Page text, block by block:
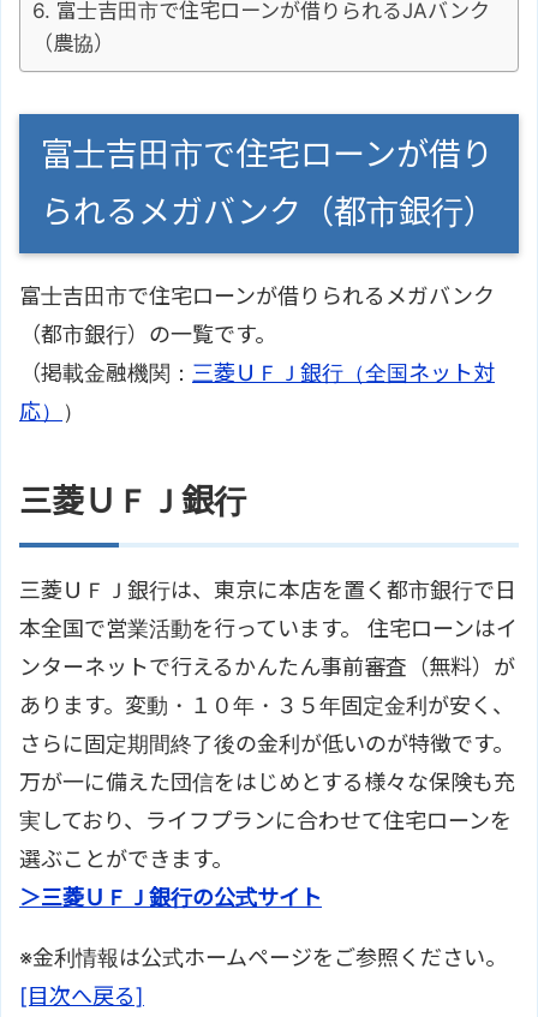
富士吉田市で住宅ローンが借りられるJAバンク
（農協）
富士吉田市で住宅ローンが借り
られるメガバンク（都市銀行）
富士吉田市で住宅ローンが借りられるメガバンク
（都市銀行）の一覧です。
（掲載金融機関： 三菱ＵＦＪ銀行（全国ネット対
応）
）
三菱ＵＦＪ銀行
三菱ＵＦＪ銀行は、東京に本店を置く都市銀行で日
本全国で営業活動を行っています。 住宅ローンはイ
ンターネットで行えるかんたん事前審査（無料）が
あります。変動・１０年・３５年固定金利が安く、
さらに固定期間終了後の金利が低いのが特徴です。
万が一に備えた団信をはじめとする様々な保険も充
実しており、ライフプランに合わせて住宅ローンを
選ぶことができます。
＞三菱ＵＦＪ銀行の公式サイト
※金利情報は公式ホームページをご参照ください。
[目次へ戻る]